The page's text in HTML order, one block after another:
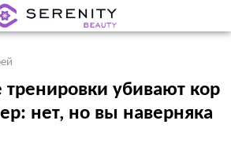
убивают кор
нет, но вы наверняка